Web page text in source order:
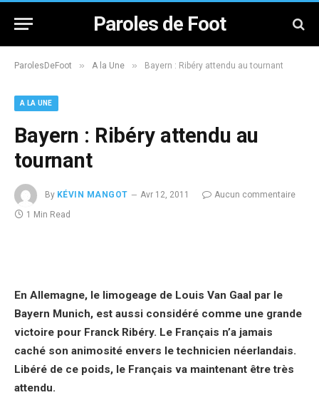
Paroles de Foot
ParolesDeFoot » A la Une » Bayern : Ribéry attendu au tournant
A LA UNE
Bayern : Ribéry attendu au
tournant
By KÉVIN MANGOT Avr 12, 2011
Aucun commentaire
1 Min Read
En Allemagne, le limogeage de Louis Van Gaal par le
Bayern Munich, est aussi considéré comme une grande
victoire pour Franck Ribéry. Le Français n’a jamais
caché son animosité envers le technicien néerlandais.
Libéré de ce poids, le Français va maintenant être très
attendu.